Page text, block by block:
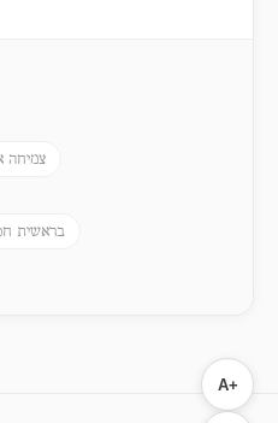
צמיחה
בראשית
A+